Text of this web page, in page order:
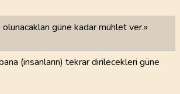
güne kadar mühlet ver.»
(insanların) tekrar dirilecekleri güne